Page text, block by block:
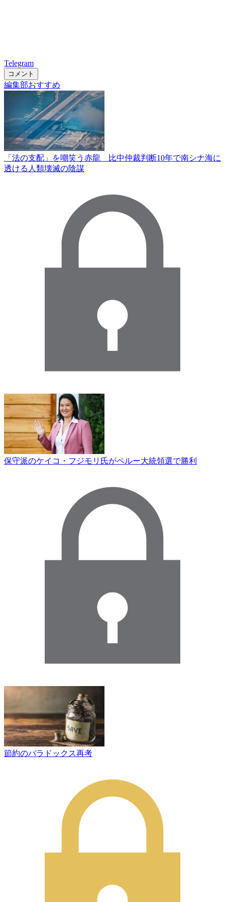
Telegram
コメント
編集部おすすめ
「法の支配」を嘲笑う赤龍 比中仲裁判断10年で南シナ海に
透ける人類壊滅の陰謀
保守派のケイコ・フジモリ氏がペルー大統領選で勝利
節約のパラドックス再考